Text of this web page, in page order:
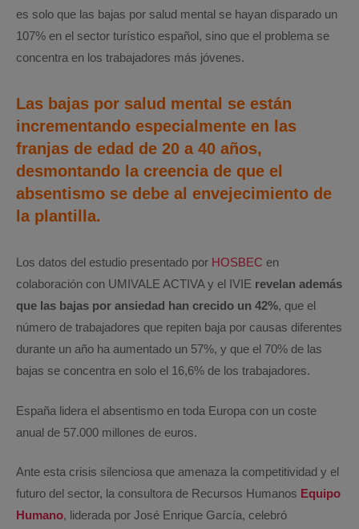
es solo que las bajas por salud mental se hayan disparado un
107% en el sector turístico español, sino que el problema se
concentra en los trabajadores más jóvenes.
Las bajas por salud mental se están
incrementando especialmente en las
franjas de edad de 20 a 40 años,
desmontando la creencia de que el
absentismo se debe al envejecimiento de
la plantilla.
Los datos del estudio presentado por HOSBEC en
colaboración con UMIVALE ACTIVA y el IVIE revelan además
que las bajas por ansiedad han crecido un 42%, que el
número de trabajadores que repiten baja por causas diferentes
durante un año ha aumentado un 57%, y que el 70% de las
bajas se concentra en solo el 16,6% de los trabajadores.
España lidera el absentismo en toda Europa con un coste
anual de 57.000 millones de euros.
Ante esta crisis silenciosa que amenaza la competitividad y el
futuro del sector, la consultora de Recursos Humanos Equipo
Humano, liderada por José Enrique García, celebró